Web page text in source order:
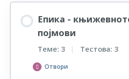
Врсте стиха
Тест – Врсте стиха
Епика -
појмови
Теме: 3 | Тестова: 3
Отвори